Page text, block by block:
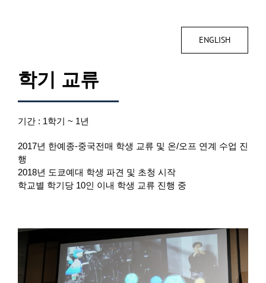
ENGLISH
학기 교류
기간 : 1학기 ~ 1년
2017년 한예종-중국전매 학생 교류 및 온/오프 연계 수업 진
행
2018년 도쿄예대 학생 파견 및 초청 시작
학교별 학기당 10인 이내 학생 교류 진행 중